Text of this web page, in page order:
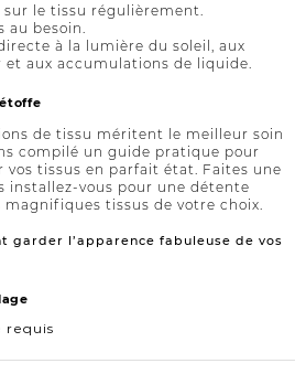
sur le tissu régulièrement.
au besoin.
à la lumière du soleil, aux
et aux accumulations de liquide.
de tissu méritent le meilleur soin
compilé un guide pratique pour
vos tissus en parfait état. Faites une
installez-vous pour une détente
magnifiques tissus de votre choix.
garder l’apparence fabuleuse de vos
requis